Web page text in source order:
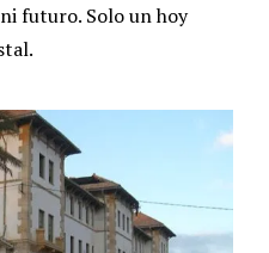
futuro. Solo un hoy